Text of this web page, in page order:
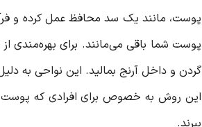
پوست، مانند یک سد محافظ عمل کرده و
پوست شما باقی می‌مانند. برای بهره‌مندی
گردن و داخل آرنج بمالید. این نواحی به
این روش به خصوص برای افرادی که پوست
ببرند.